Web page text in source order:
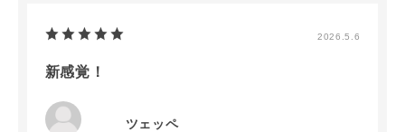
2026.5.6
新感覚！
ツェッペ